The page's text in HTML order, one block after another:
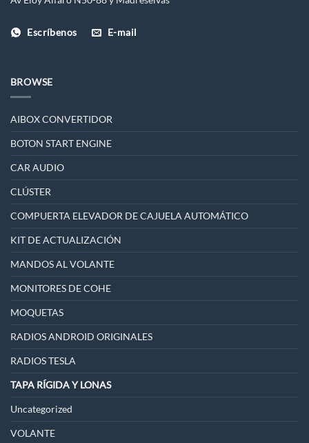
Escríbenos E-mail
BROWSE
AIBOX CONVERTIDOR
BOTON START ENGINE
CAR AUDIO
CLÚSTER
COMPUERTA ELEVADOR DE CAJUELA AUTOMÁTICO
KIT DE ACTUALIZACIÓN
MANDOS AL VOLANTE
MONITORES DE COHE
MOQUETAS
RADIOS ANDROID ORIGINALES
RADIOS TESLA
TAPA RÍGIDA Y LONAS
Uncategorized
VOLANTE